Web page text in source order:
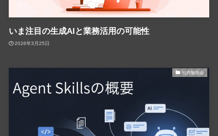
いま注目の生成AIと業務活用の可能性
2026年3月25日
社内勉強会